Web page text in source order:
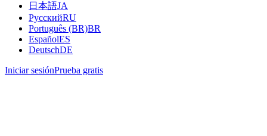
日本語JA
РусскийRU
Português (BR)BR
EspañolES
DeutschDE
Iniciar sesiónPrueba gratis